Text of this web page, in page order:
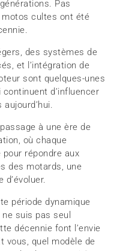
Pas
motos cultes ont été
des systèmes de
et l’intégration de
sont quelques-unes
d’influencer
à une ère de
où chaque
répondre aux
des motards, une
période dynamique
suis pas seul
décennie font l’envie
vous, quel modèle de